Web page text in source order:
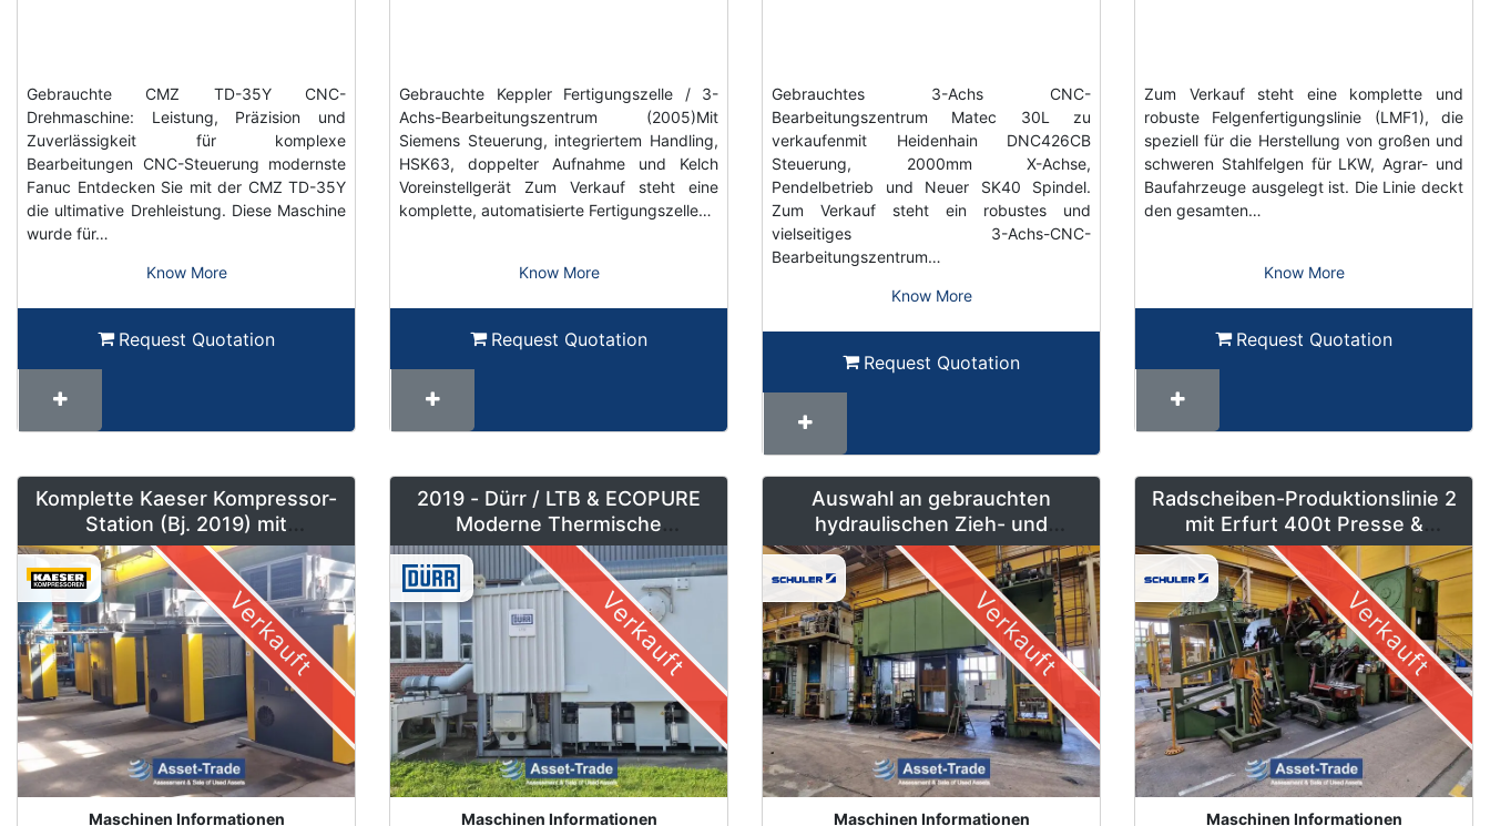
Gebrauchte CMZ TD-35Y CNC-
Drehmaschine: Leistung, Präzision und
Zuverlässigkeit für komplexe
Bearbeitungen CNC-Steuerung modernste
Fanuc Entdecken Sie mit der CMZ TD-35Y
die ultimative Drehleistung. Diese Maschine
wurde für…
Know More
Request Quotation
Gebrauchte Keppler Fertigungszelle / 3-
Achs-Bearbeitungszentrum (2005)Mit
Siemens Steuerung, integriertem Handling,
HSK63, doppelter Aufnahme und Kelch
Voreinstellgerät Zum Verkauf steht eine
komplette, automatisierte Fertigungszelle…
Know More
Request Quotation
Gebrauchtes 3-Achs CNC-
Bearbeitungszentrum Matec 30L zu
verkaufenmit Heidenhain DNC426CB
Steuerung, 2000mm X-Achse,
Pendelbetrieb und Neuer SK40 Spindel.
Zum Verkauf steht ein robustes und
vielseitiges 3-Achs-CNC-
Bearbeitungszentrum…
Know More
Request Quotation
Zum Verkauf steht eine komplette und
robuste Felgenfertigungslinie (LMF1), die
speziell für die Herstellung von großen und
schweren Stahlfelgen für LKW, Agrar- und
Baufahrzeuge ausgelegt ist. Die Linie deckt
den gesamten…
Know More
Request Quotation
Komplette Kaeser Kompressor-
Station (Bj. 2019) mit
DSD240/205 & Sigma Air
Manager 2
Verkauft
Maschinen Informationen
2019 - Dürr / LTB & ECOPURE
Moderne Thermische
Nachverbrennungsanlagen (TNV)
Verkauft
Maschinen Informationen
Auswahl an gebrauchten
hydraulischen Zieh- und
Stanzpressen – 500 bis 630
Tonnen
Verkauft
Maschinen Informationen
Radscheiben-Produktionslinie 2
mit Erfurt 400t Presse &
Schleicher Coilanlage
Verkauft
Maschinen Informationen